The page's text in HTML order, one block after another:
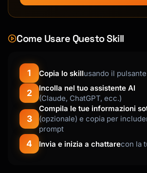
"0.0.0.0", "--port", "8000"]
```
### Optimization Tips
FROM node:20.10-alpine3.18
# Combine RUN commands
RUN apt-get update && apt-get
    package1 \
    package2 \
    && rm -rf /var/lib/apt/lists/*
# Use .dockerignore
Come Usare Questo Skill
1 Copia lo skillusando il
2
Incolla nel tuo assistente AI
(Claude, ChatGPT, ecc.)
3
Compila le tue informazioni
(opzionale) e copia per
prompt
4 Invia e inizia a chattarecon la